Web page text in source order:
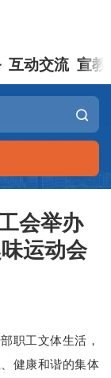
互动交流 宣教
会举办
运动会
职工文体生活，
健康和谐的集体